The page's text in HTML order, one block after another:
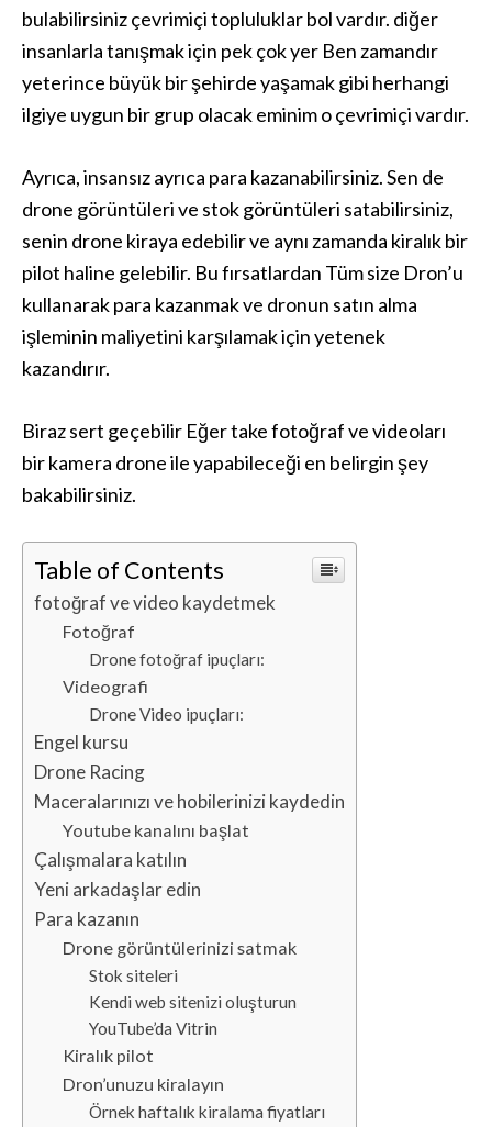
bulabilirsiniz çevrimiçi topluluklar bol vardır. diğer
insanlarla tanışmak için pek çok yer Ben zamandır
yeterince büyük bir şehirde yaşamak gibi herhangi
ilgiye uygun bir grup olacak eminim o çevrimiçi vardır.
Ayrıca, insansız ayrıca para kazanabilirsiniz. Sen de
drone görüntüleri ve stok görüntüleri satabilirsiniz,
senin drone kiraya edebilir ve aynı zamanda kiralık bir
pilot haline gelebilir. Bu fırsatlardan Tüm size Dron’u
kullanarak para kazanmak ve dronun satın alma
işleminin maliyetini karşılamak için yetenek
kazandırır.
Biraz sert geçebilir Eğer take fotoğraf ve videoları
bir kamera drone ile yapabileceği en belirgin şey
bakabilirsiniz.
Table of Contents
fotoğraf ve video kaydetmek
Fotoğraf
Drone fotoğraf ipuçları:
Videografi
Drone Video ipuçları:
Engel kursu
Drone Racing
Maceralarınızı ve hobilerinizi kaydedin
Youtube kanalını başlat
Çalışmalara katılın
Yeni arkadaşlar edin
Para kazanın
Drone görüntülerinizi satmak
Stok siteleri
Kendi web sitenizi oluşturun
YouTube’da Vitrin
Kiralık pilot
Dron’unuzu kiralayın
Örnek haftalık kiralama fiyatları